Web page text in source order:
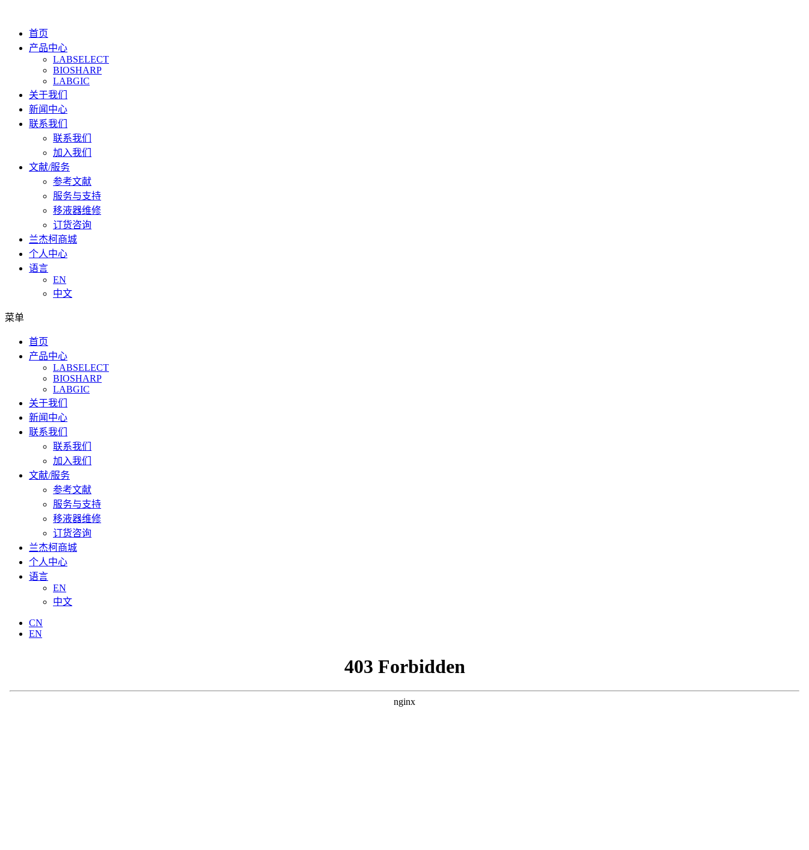
首页
产品中心
LABSELECT
BIOSHARP
LABGIC
关于我们
新闻中心
联系我们
联系我们
加入我们
文献/服务
参考文献
服务与支持
移液器维修
订货咨询
兰杰柯商城
个人中心
语言
EN
中文
菜单
首页
产品中心
LABSELECT
BIOSHARP
LABGIC
关于我们
新闻中心
联系我们
联系我们
加入我们
文献/服务
参考文献
服务与支持
移液器维修
订货咨询
兰杰柯商城
个人中心
语言
EN
中文
CN
EN